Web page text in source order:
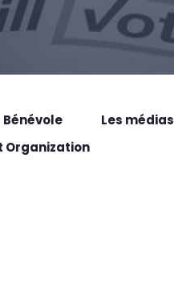
Bénévole Les médias
Organization